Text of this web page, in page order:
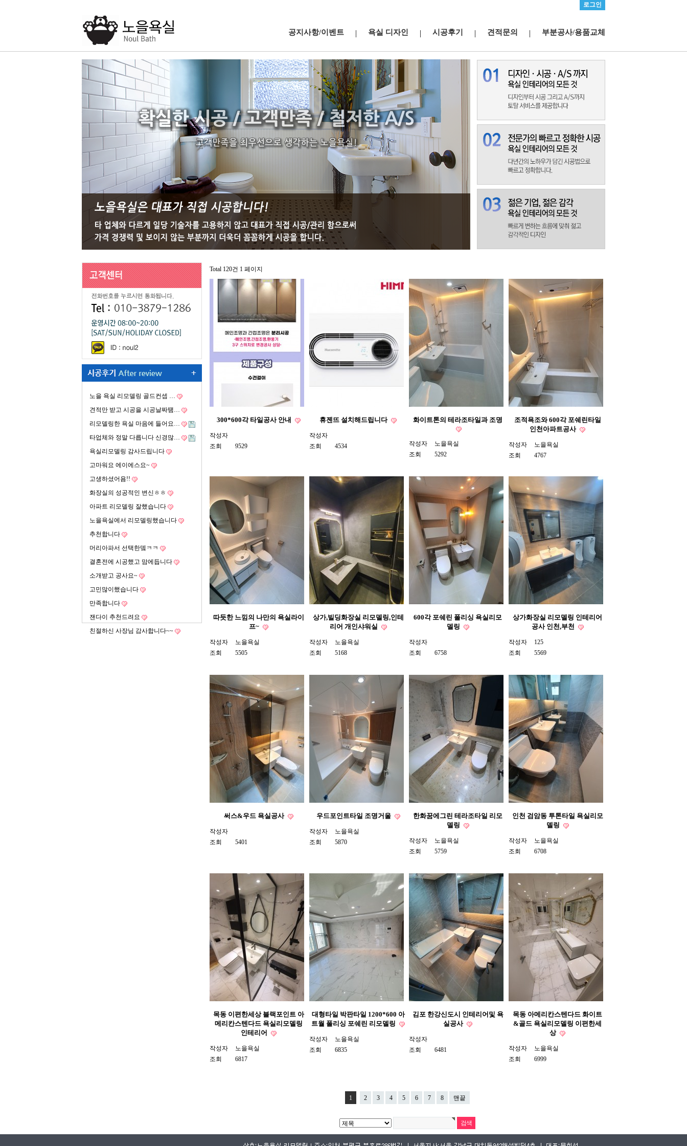
로그인
공지사항/이벤트 욕실 디자인 시공후기 견적문의 부분공사/용품교체
노을 욕실 리모델링 골드컨셉 …
견적만 받고 시공을 시공날짜땜…
리모델링한 욕실 마음에 들어요…
타업체와 정말 다릅니다 신경많…
욕실리모델링 감사드립니다
고마워요 에이에스요~
고생하셨어욤!!
화장실의 성공적인 변신ㅎㅎ
아파트 리모델링 잘했습니다
노을욕실에서 리모델링했습니다
추천합니다
머리아파서 선택한뎈ㅋㅋ
결혼전에 시공했고 맘에듭니다
소개받고 공사요~
고민많이했습니다
만족합니다
잰다이 추천드려요
친절하신 사장님 감사합니다~~
Total 120건 1 페이지
300*600각 타일공사 안내
작성자
조회
9529
휴젠뜨 설치해드립니다
작성자
조회
4534
화이트톤의 테라조타일과 조명
작성자
노을욕실
조회
5292
조적욕조와 600각 포쉐린타일
인천아파트공사
작성자
노을욕실
조회
4767
따듯한 느낌의 나만의 욕실라이
프~
작성자
노을욕실
조회
5505
상가,빌딩화장실 리모델링,인테
리어 개인샤워실
작성자
노을욕실
조회
5168
600각 포쉐린 폴리싱 욕실리모
델링
작성자
조회
6758
상가화장실 리모델링 인테리어
공사 인천,부천
작성자
125
조회
5569
써스&우드 욕실공사
작성자
조회
5401
우드포인트타일 조명거울
작성자
노을욕실
조회
5870
한화꿈에그린 테라조타일 리모
델링
작성자
노을욕실
조회
5759
인천 검암동 투톤타일 욕실리모
델링
작성자
노을욕실
조회
6708
목동 이편한세상 블랙포인트 아
메리칸스텐다드 욕실리모델링
인테리어
작성자
노을욕실
조회
6817
대형타일 박판타일 1200*600 아
트월 폴리싱 포쉐린 리모델링
작성자
노을욕실
조회
6835
김포 한강신도시 인테리어및 욕
실공사
작성자
조회
6481
목동 아메리칸스텐다드 화이트
&골드 욕실리모델링 이편한세
상
작성자
노을욕실
조회
6999
1 2 3 4 5 6 7 8 맨끝